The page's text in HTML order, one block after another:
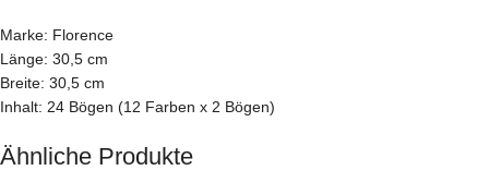
Marke: Florence
Länge: 30,5 cm
Breite: 30,5 cm
Inhalt: 24 Bögen (12 Farben x 2 Bögen)
Ähnliche Produkte